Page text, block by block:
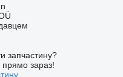
запчастину?
прямо зараз!